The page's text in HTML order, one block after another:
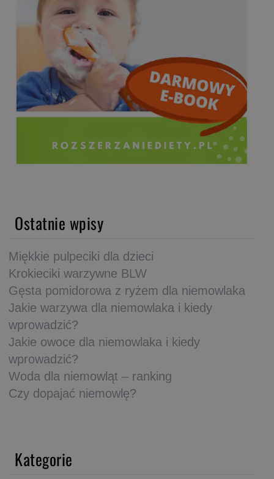
Ostatnie wpisy
Miękkie pulpeciki dla dzieci
Krokieciki warzywne BLW
Gęsta pomidorowa z ryżem dla niemowlaka
Jakie warzywa dla niemowlaka i kiedy
wprowadzić?
Jakie owoce dla niemowlaka i kiedy
wprowadzić?
Woda dla niemowląt – ranking
Czy dopajać niemowlę?
Kategorie